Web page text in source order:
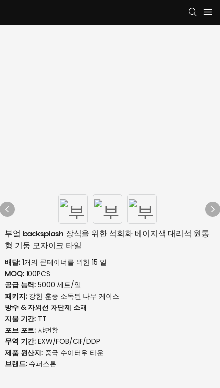
부엌 backsplash 장식을 위한 석회화 베이지색 대리석 원통
형 기둥 모자이크 타일
배달: 1개의 콘테이너를 위한 15 일
MOQ: 100PCS
공급 능력: 5000 세트/일
패키지: 강한 훈증 소독된 나무 케이스
방수 & 자외선 차단제 소재
지불 기간: TT
포브 포트: 샤먼항
무역 기간: EXW/FOB/CIF/DDP
제품 원산지: 중국 수이터우 타운
브랜드: 슈퍼스톤